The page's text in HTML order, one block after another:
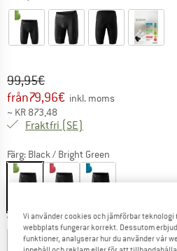
Ursprungligt pris :
99,95€
Pris:
från79,96€ inkl. moms
~ KR 873,48
Fraktfri (SE)
Färg: Black / Bright Green
Välj en storlek:
S M L XL
Vi använder cookies och jämförbar
webbplats fungerar korrekt. Dessutom
funktioner, analyserar hur du använder vår